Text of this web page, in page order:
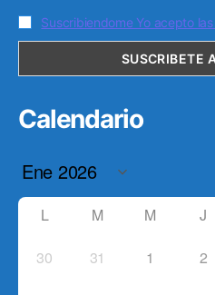
Suscribiendome Yo acepto
Calendario
L M M J
30 31 1 2